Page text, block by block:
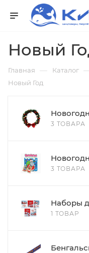
Новый
Главная — Каталог
Новый Год
3 ТОВАРА
3 ТОВАРА
Наборы
1 ТОВАР